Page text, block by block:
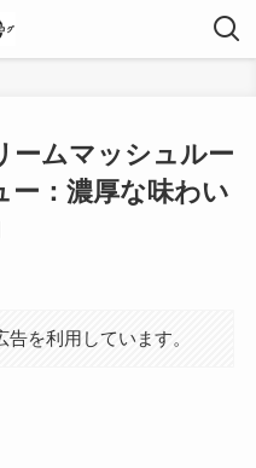
ームマッシュルー
ー：濃厚な味わい
を利用しています。